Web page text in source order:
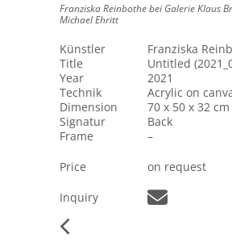
Franziska Reinbothe bei Galerie Klaus
Michael Ehritt
Künstler
Franziska
Title
Untitled
Year
2021
Technik
Acrylic on
Dimension
70 x 50 x 32 cm
Signatur
Back
Frame
–
Price
on request
Inquiry